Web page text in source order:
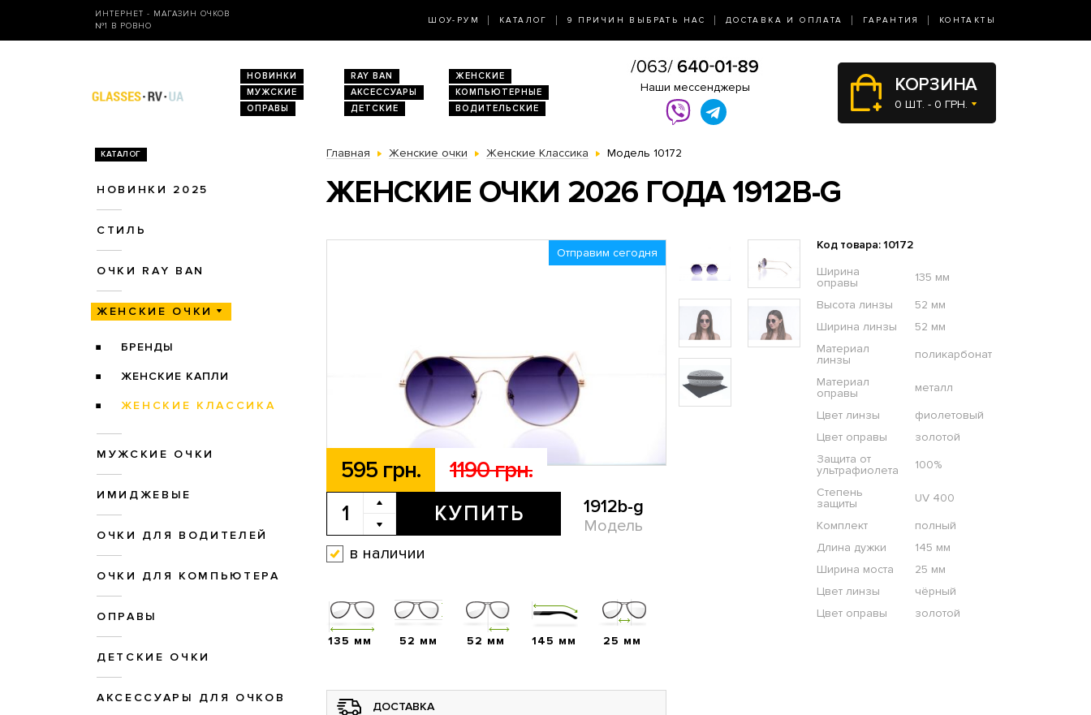
ИНТЕРНЕТ - МАГАЗИН ОЧКОВ
№1 В РОВНО
ШОУ-РУМ КАТАЛОГ 9 ПРИЧИН ВЫБРАТЬ НАС ДОСТАВКА И ОПЛАТА ГАРАНТИЯ КОНТАКТЫ
НОВИНКИ RAY BAN
ЖЕНСКИЕ
МУЖСКИЕ
АКСЕССУАРЫ
КОМПЬЮТЕРНЫЕ
ОПРАВЫ
ДЕТСКИЕ ВОДИТЕЛЬСКИЕ
Наши мессенджеры КОРЗИНА
0 ШТ. - 0 ГРН.
КАТАЛОГ
НОВИНКИ 2025
СТИЛЬ
ОЧКИ RAY BAN
ЖЕНСКИЕ ОЧКИ
БРЕНДЫ
ЖЕНСКИЕ КАПЛИ
ЖЕНСКИЕ КЛАССИКА
МУЖСКИЕ ОЧКИ
ИМИДЖЕВЫЕ
ОЧКИ ДЛЯ ВОДИТЕЛЕЙ
ОЧКИ ДЛЯ КОМПЬЮТЕРА
ОПРАВЫ
ДЕТСКИЕ ОЧКИ
АКСЕССУАРЫ ДЛЯ ОЧКОВ
Главная Женские очки Женские Классика Модель 10172
ЖЕНСКИЕ ОЧКИ 2026 ГОДА 1912B-G
Отправим сегодня
595 грн. 1190 грн.
КУПИТЬ 1912b-g
Модель
в наличии
Код товара: 10172
Ширина
оправы
135 мм
Высота линзы
52 мм
Ширина линзы
52 мм
Материал
линзы
поликарбонат
Материал
оправы
металл
Цвет линзы
фиолетовый
Цвет оправы
золотой
Защита от
ультрафиолета
100%
Степень
защиты
UV 400
Комплект
полный
Длина дужки
145 мм
Ширина моста
25 мм
Цвет линзы
чёрный
Цвет оправы
золотой
135 мм
52 мм 52 мм 145 мм 25 мм
ДОСТАВКА